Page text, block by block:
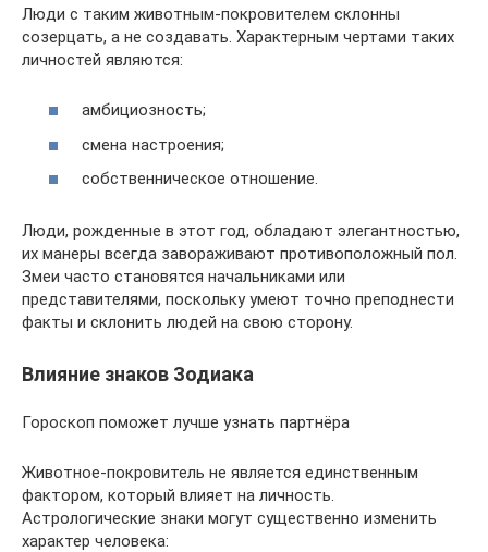
Люди с таким животным-покровителем склонны
созерцать, а не создавать. Характерным чертами таких
личностей являются:
амбициозность;
смена настроения;
собственническое отношение.
Люди, рожденные в этот год, обладают элегантностью,
их манеры всегда завораживают противоположный пол.
Змеи часто становятся начальниками или
представителями, поскольку умеют точно преподнести
факты и склонить людей на свою сторону.
Влияние знаков Зодиака
Гороскоп поможет лучше узнать партнёра
Животное-покровитель не является единственным
фактором, который влияет на личность.
Астрологические знаки могут существенно изменить
характер человека: